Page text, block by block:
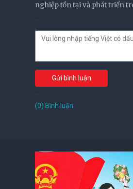
nghiệp tồn tại và phát triển
Gửi bình luận
(0) Bình luận